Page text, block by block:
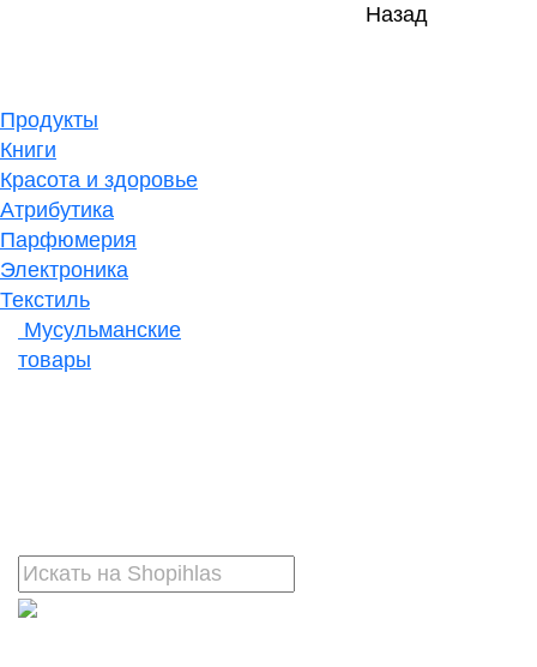
Назад
Продукты
Книги
Красота и здоровье
Атрибутика
Парфюмерия
Электроника
Текстиль
Мусульманские
товары